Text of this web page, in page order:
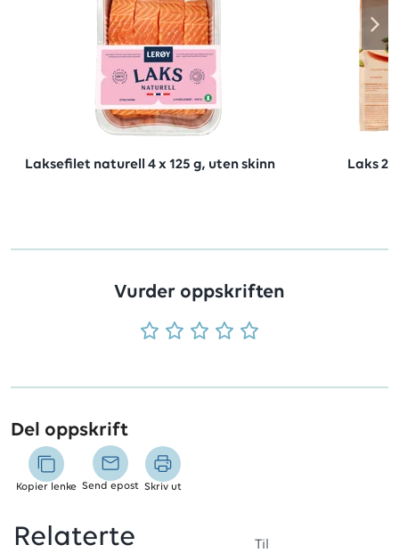
Laksefilet naturell 4 x 125 g, uten skinn Laks
Vurder oppskriften
Del oppskrift
Kopier lenke Send epost Skriv ut
Relaterte
Til